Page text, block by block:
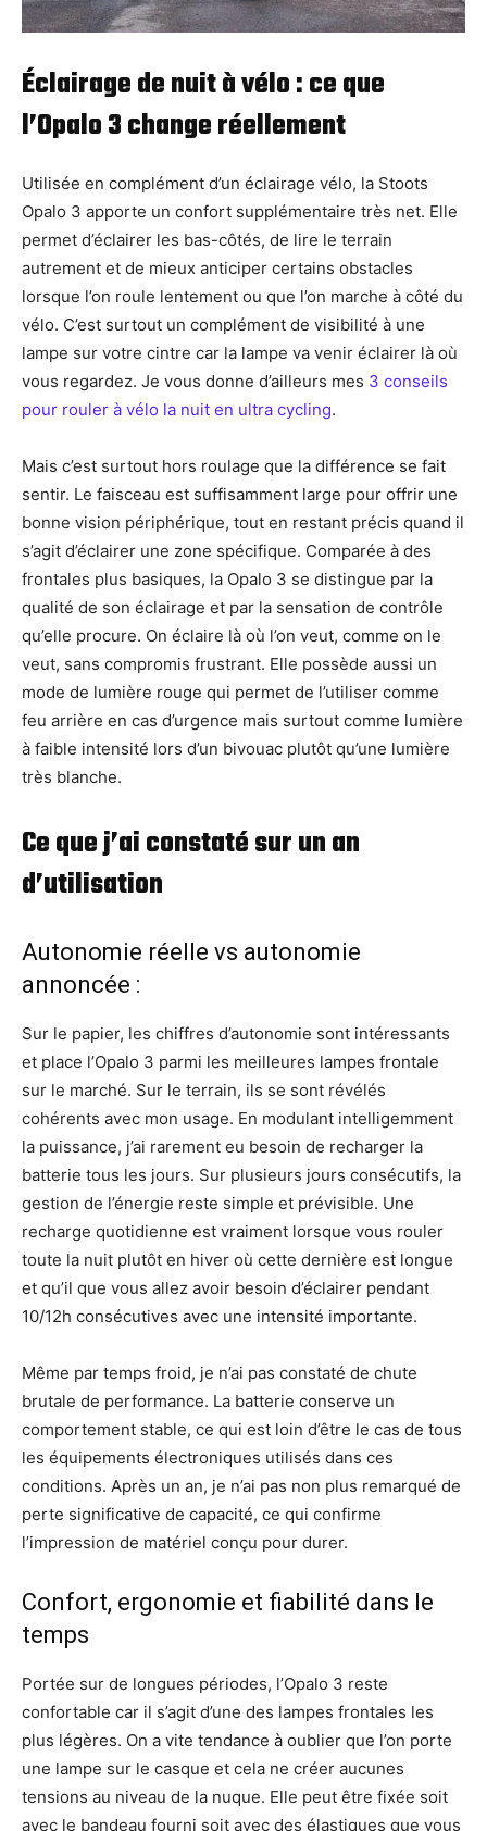
Éclairage de nuit à vélo : ce que
l’Opalo 3 change réellement
Utilisée en complément d’un éclairage vélo, la Stoots
Opalo 3 apporte un confort supplémentaire très net. Elle
permet d’éclairer les bas-côtés, de lire le terrain
autrement et de mieux anticiper certains obstacles
lorsque l’on roule lentement ou que l’on marche à côté du
vélo. C’est surtout un complément de visibilité à une
lampe sur votre cintre car la lampe va venir éclairer là où
vous regardez. Je vous donne d’ailleurs mes 3 conseils
pour rouler à vélo la nuit en ultra cycling.
Mais c’est surtout hors roulage que la différence se fait
sentir. Le faisceau est suffisamment large pour offrir une
bonne vision périphérique, tout en restant précis quand il
s’agit d’éclairer une zone spécifique. Comparée à des
frontales plus basiques, la Opalo 3 se distingue par la
qualité de son éclairage et par la sensation de contrôle
qu’elle procure. On éclaire là où l’on veut, comme on le
veut, sans compromis frustrant. Elle possède aussi un
mode de lumière rouge qui permet de l’utiliser comme
feu arrière en cas d’urgence mais surtout comme lumière
à faible intensité lors d’un bivouac plutôt qu’une lumière
très blanche.
Ce que j’ai constaté sur un an
d’utilisation
Autonomie réelle vs autonomie
annoncée :
Sur le papier, les chiffres d’autonomie sont intéressants
et place l’Opalo 3 parmi les meilleures lampes frontale
sur le marché. Sur le terrain, ils se sont révélés
cohérents avec mon usage. En modulant intelligemment
la puissance, j’ai rarement eu besoin de recharger la
batterie tous les jours. Sur plusieurs jours consécutifs, la
gestion de l’énergie reste simple et prévisible. Une
recharge quotidienne est vraiment lorsque vous rouler
toute la nuit plutôt en hiver où cette dernière est longue
et qu’il que vous allez avoir besoin d’éclairer pendant
10/12h consécutives avec une intensité importante.
Même par temps froid, je n’ai pas constaté de chute
brutale de performance. La batterie conserve un
comportement stable, ce qui est loin d’être le cas de tous
les équipements électroniques utilisés dans ces
conditions. Après un an, je n’ai pas non plus remarqué de
perte significative de capacité, ce qui confirme
l’impression de matériel conçu pour durer.
Confort, ergonomie et fiabilité dans le
temps
Portée sur de longues périodes, l’Opalo 3 reste
confortable car il s’agit d’une des lampes frontales les
plus légères. On a vite tendance à oublier que l’on porte
une lampe sur le casque et cela ne créer aucunes
tensions au niveau de la nuque. Elle peut être fixée soit
avec le bandeau fourni soit avec des élastiques que vous